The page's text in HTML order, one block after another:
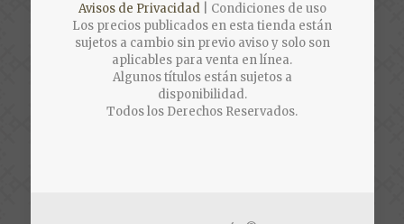
Avisos de Privacidad| Condiciones de uso
Los precios publicados en esta tienda están
sujetos a cambio sin previo aviso y solo son
aplicables para venta en línea.
Algunos títulos están sujetos a
disponibilidad.
Todos los Derechos Reservados.